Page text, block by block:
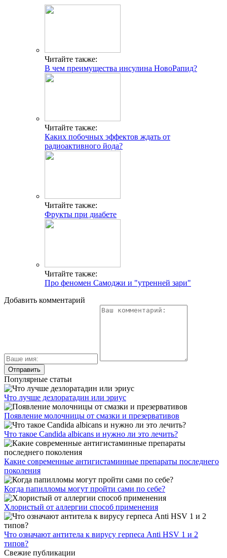
Читайте также:
В чем преимущества инсулина НовоРапид?
Читайте также:
Каких побочных эффектов ждать от
радиоактивного йода?
Читайте также:
Фрукты при диабете
Читайте также:
Про феномен Самоджи и "утренней зари"
Добавить комментарий
Популярные статьи
Что лучше дезлоратадин или эриус
Появление молочницы от смазки и презервативов
Что такое Candida albicans и нужно ли это лечить?
Какие современные антигистаминные препараты последнего
поколения
Когда папилломы могут пройти сами по себе?
Хлористый от аллергии способ применения
Что означают антитела к вирусу герпеса Anti HSV 1 и 2
типов?
Свежие публикации